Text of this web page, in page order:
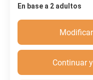
En base a 2 adultos
Continuar